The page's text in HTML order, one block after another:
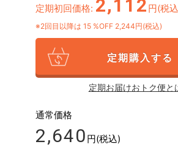
定期初回価格: 2,112 円(税
※2回目以降は 15 %OFF 2,244円(税込)
定期購入する
定期お届けおトク便と
通常価格
2,640 円(税込)